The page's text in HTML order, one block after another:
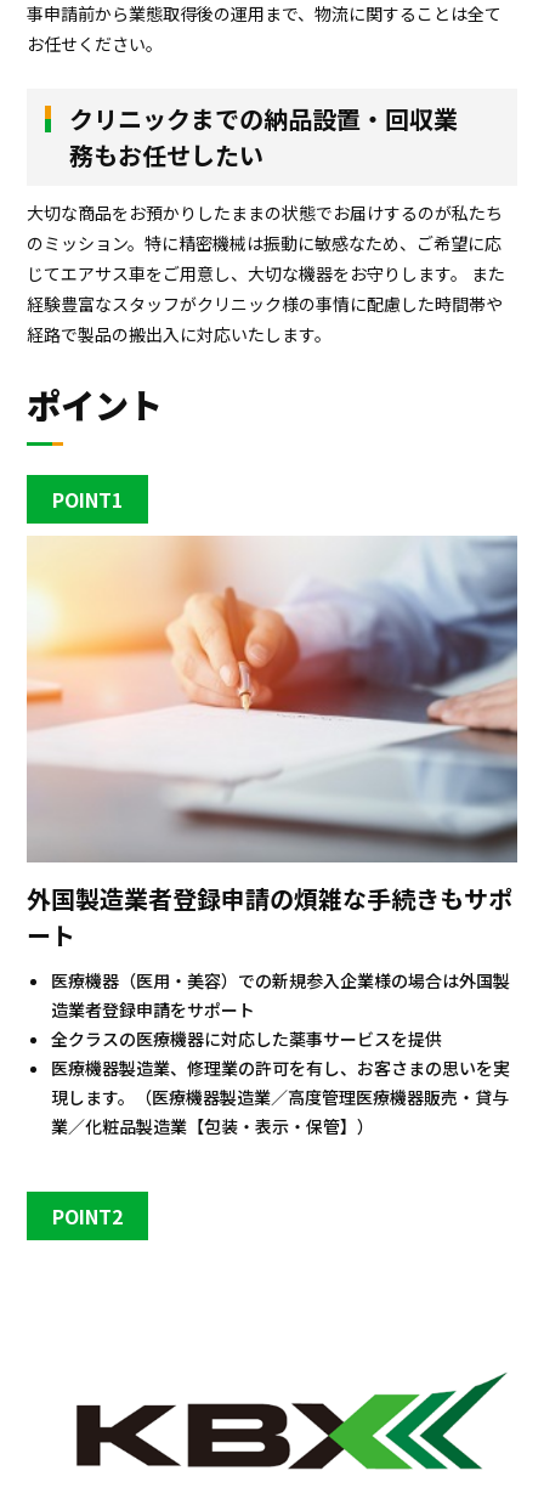
事申請前から業態取得後の運用まで、物流に関することは全て
お任せください。
クリニックまでの納品設置・回収業
務もお任せしたい
大切な商品をお預かりしたままの状態でお届けするのが私たち
のミッション。特に精密機械は振動に敏感なため、ご希望に応
じてエアサス車をご用意し、大切な機器をお守りします。 また
経験豊富なスタッフがクリニック様の事情に配慮した時間帯や
経路で製品の搬出入に対応いたします。
ポイント
POINT1
外国製造業者登録申請の煩雑な手続きもサポ
ート
医療機器（医用・美容）での新規参入企業様の場合は外国製
造業者登録申請をサポート
全クラスの医療機器に対応した薬事サービスを提供
医療機器製造業、修理業の許可を有し、お客さまの思いを実
現します。（医療機器製造業／高度管理医療機器販売・貸与
業／化粧品製造業【包装・表示・保管】）
POINT2